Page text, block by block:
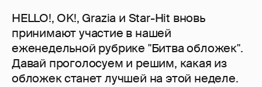
HELLO!, OK!, Grazia и Star-Hit вновь
принимают участие в нашей
еженедельной рубрике "Битва обложек".
Давай проголосуем и решим, какая из
обложек станет лучшей на этой неделе.